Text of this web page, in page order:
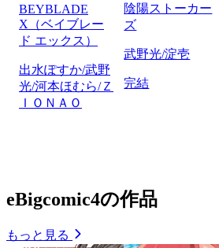
BEYBLADE
X（ベイブレー
ド エックス）
出水ぽすか/武野
光/河本ほむら/Ｚ
ＩＯＮＡＯ
陰陽ストーカー
ズ
武野光/淀壱
完結
eBigcomic4の作品
もっと見る